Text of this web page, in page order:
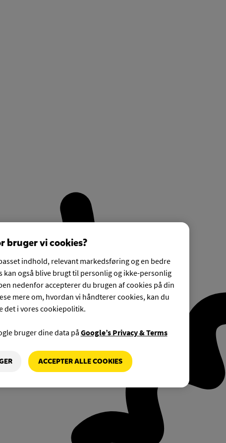
bruger vi cookies?
indhold, relevant markedsføring og en bedre
kan også blive brugt til personlig og ikke-personlig
nedenfor accepterer du brugen af cookies på din
mere om, hvordan vi håndterer cookies, kan du
det i vores cookiepolitik.
bruger dine data påGoogle’s Privacy & Terms
ACCEPTER ALLE COOKIES